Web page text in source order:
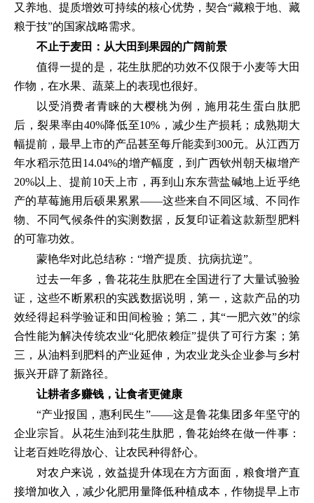
又养地、提质增效可持续的核心优势，契合“藏粮于地、藏
粮于技”的国家战略需求。
不止于麦田：从大田到果园的广阔前景
值得一提的是，花生肽肥的功效不仅限于小麦等大田
作物，在水果、蔬菜上的表现也很好。
以受消费者青睐的大樱桃为例，施用花生蛋白肽肥
后，裂果率由40%降低至10%，减少生产损耗；成熟期大
幅提前，最早上市的产品甚至每斤能卖到300元。从江西万
年水稻示范田14.04%的增产幅度，到广西钦州朝天椒增产
20%以上、提前10天上市，再到山东东营盐碱地上近乎绝
产的草莓施用后硕果累累——这些来自不同区域、不同作
物、不同气候条件的实测数据，反复印证着这款新型肥料
的可靠功效。
蒙艳华对此总结称：“增产提质、抗病抗逆”。
过去一年多，鲁花花生肽肥在全国进行了大量试验验
证，这些不断累积的实践数据说明，第一，这款产品的功
效经得起科学验证和田间检验；第二，其“一肥六效”的综
合性能为解决传统农业“化肥依赖症”提供了可行方案；第
三，从油料到肥料的产业延伸，为农业龙头企业参与乡村
振兴开辟了新路径。
让耕者多赚钱，让食者更健康
“产业报国，惠利民生”——这是鲁花集团多年坚守的
企业宗旨。从花生油到花生肽肥，鲁花始终在做一件事：
让老百姓吃得放心、让农民种得舒心。
对农户来说，效益提升体现在方方面面，粮食增产直
接增加收入，减少化肥用量降低种植成本，作物提早上市